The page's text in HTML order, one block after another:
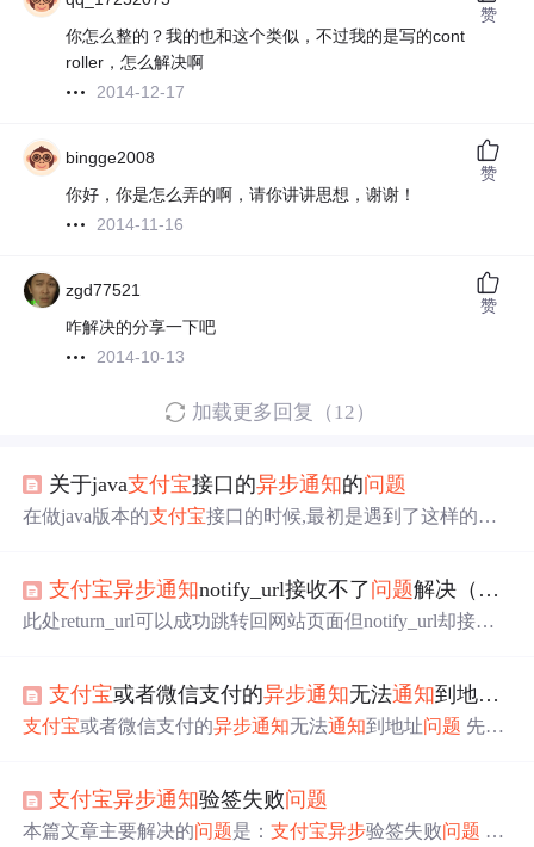
你怎么整的？我的也和这个类似，不过我的是写的cont
roller，怎么解决啊
2014-12-17
赞
bingge2008
你好，你是怎么弄的啊，请你讲讲思想，谢谢！
2014-11-16
赞
zgd77521
咋解决的分享一下吧
2014-10-13
赞
加载更多回复（12）
关于java支付宝接口的异步通知的问题
在做java版本的支付宝接口的时候,最初是遇到了这样的问
题
, 我web端调用支付宝接口进行支付，一般都是支付成功
之后，获得支付成功信息，然后同时去更改我本地订单状
认
支付宝异步通知notify_url接收不了问题解决（转）
此处return_url可以成功跳转回网站页面但notify_url却接收
个action再返回一个jsp会不会有问题?2.网址设置了登录检
测机制，会不会造成支付宝页面跳转而接收不了success?3.
支付宝或者微信支付的异步通知无法通知到地址
支付宝或者微信支付的异步通知无法通知到地址问题 先看
支付宝异步通知验签失败问题
本篇文章主要解决的问题是：支付宝异步验签失败问题